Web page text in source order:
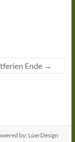
Ende →
by: LüerDesign